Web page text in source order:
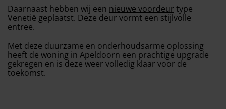
Daarnaast hebben wij een nieuwe voordeur type
Venetië geplaatst. Deze deur vormt een stijlvolle
entree.
Met deze duurzame en onderhoudsarme oplossing
heeft de woning in Apeldoorn een prachtige upgrade
gekregen en is deze weer volledig klaar voor de
toekomst.